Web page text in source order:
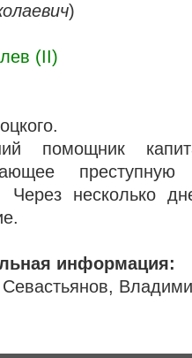
)
(II)
помощник
преступную
несколько
информация: